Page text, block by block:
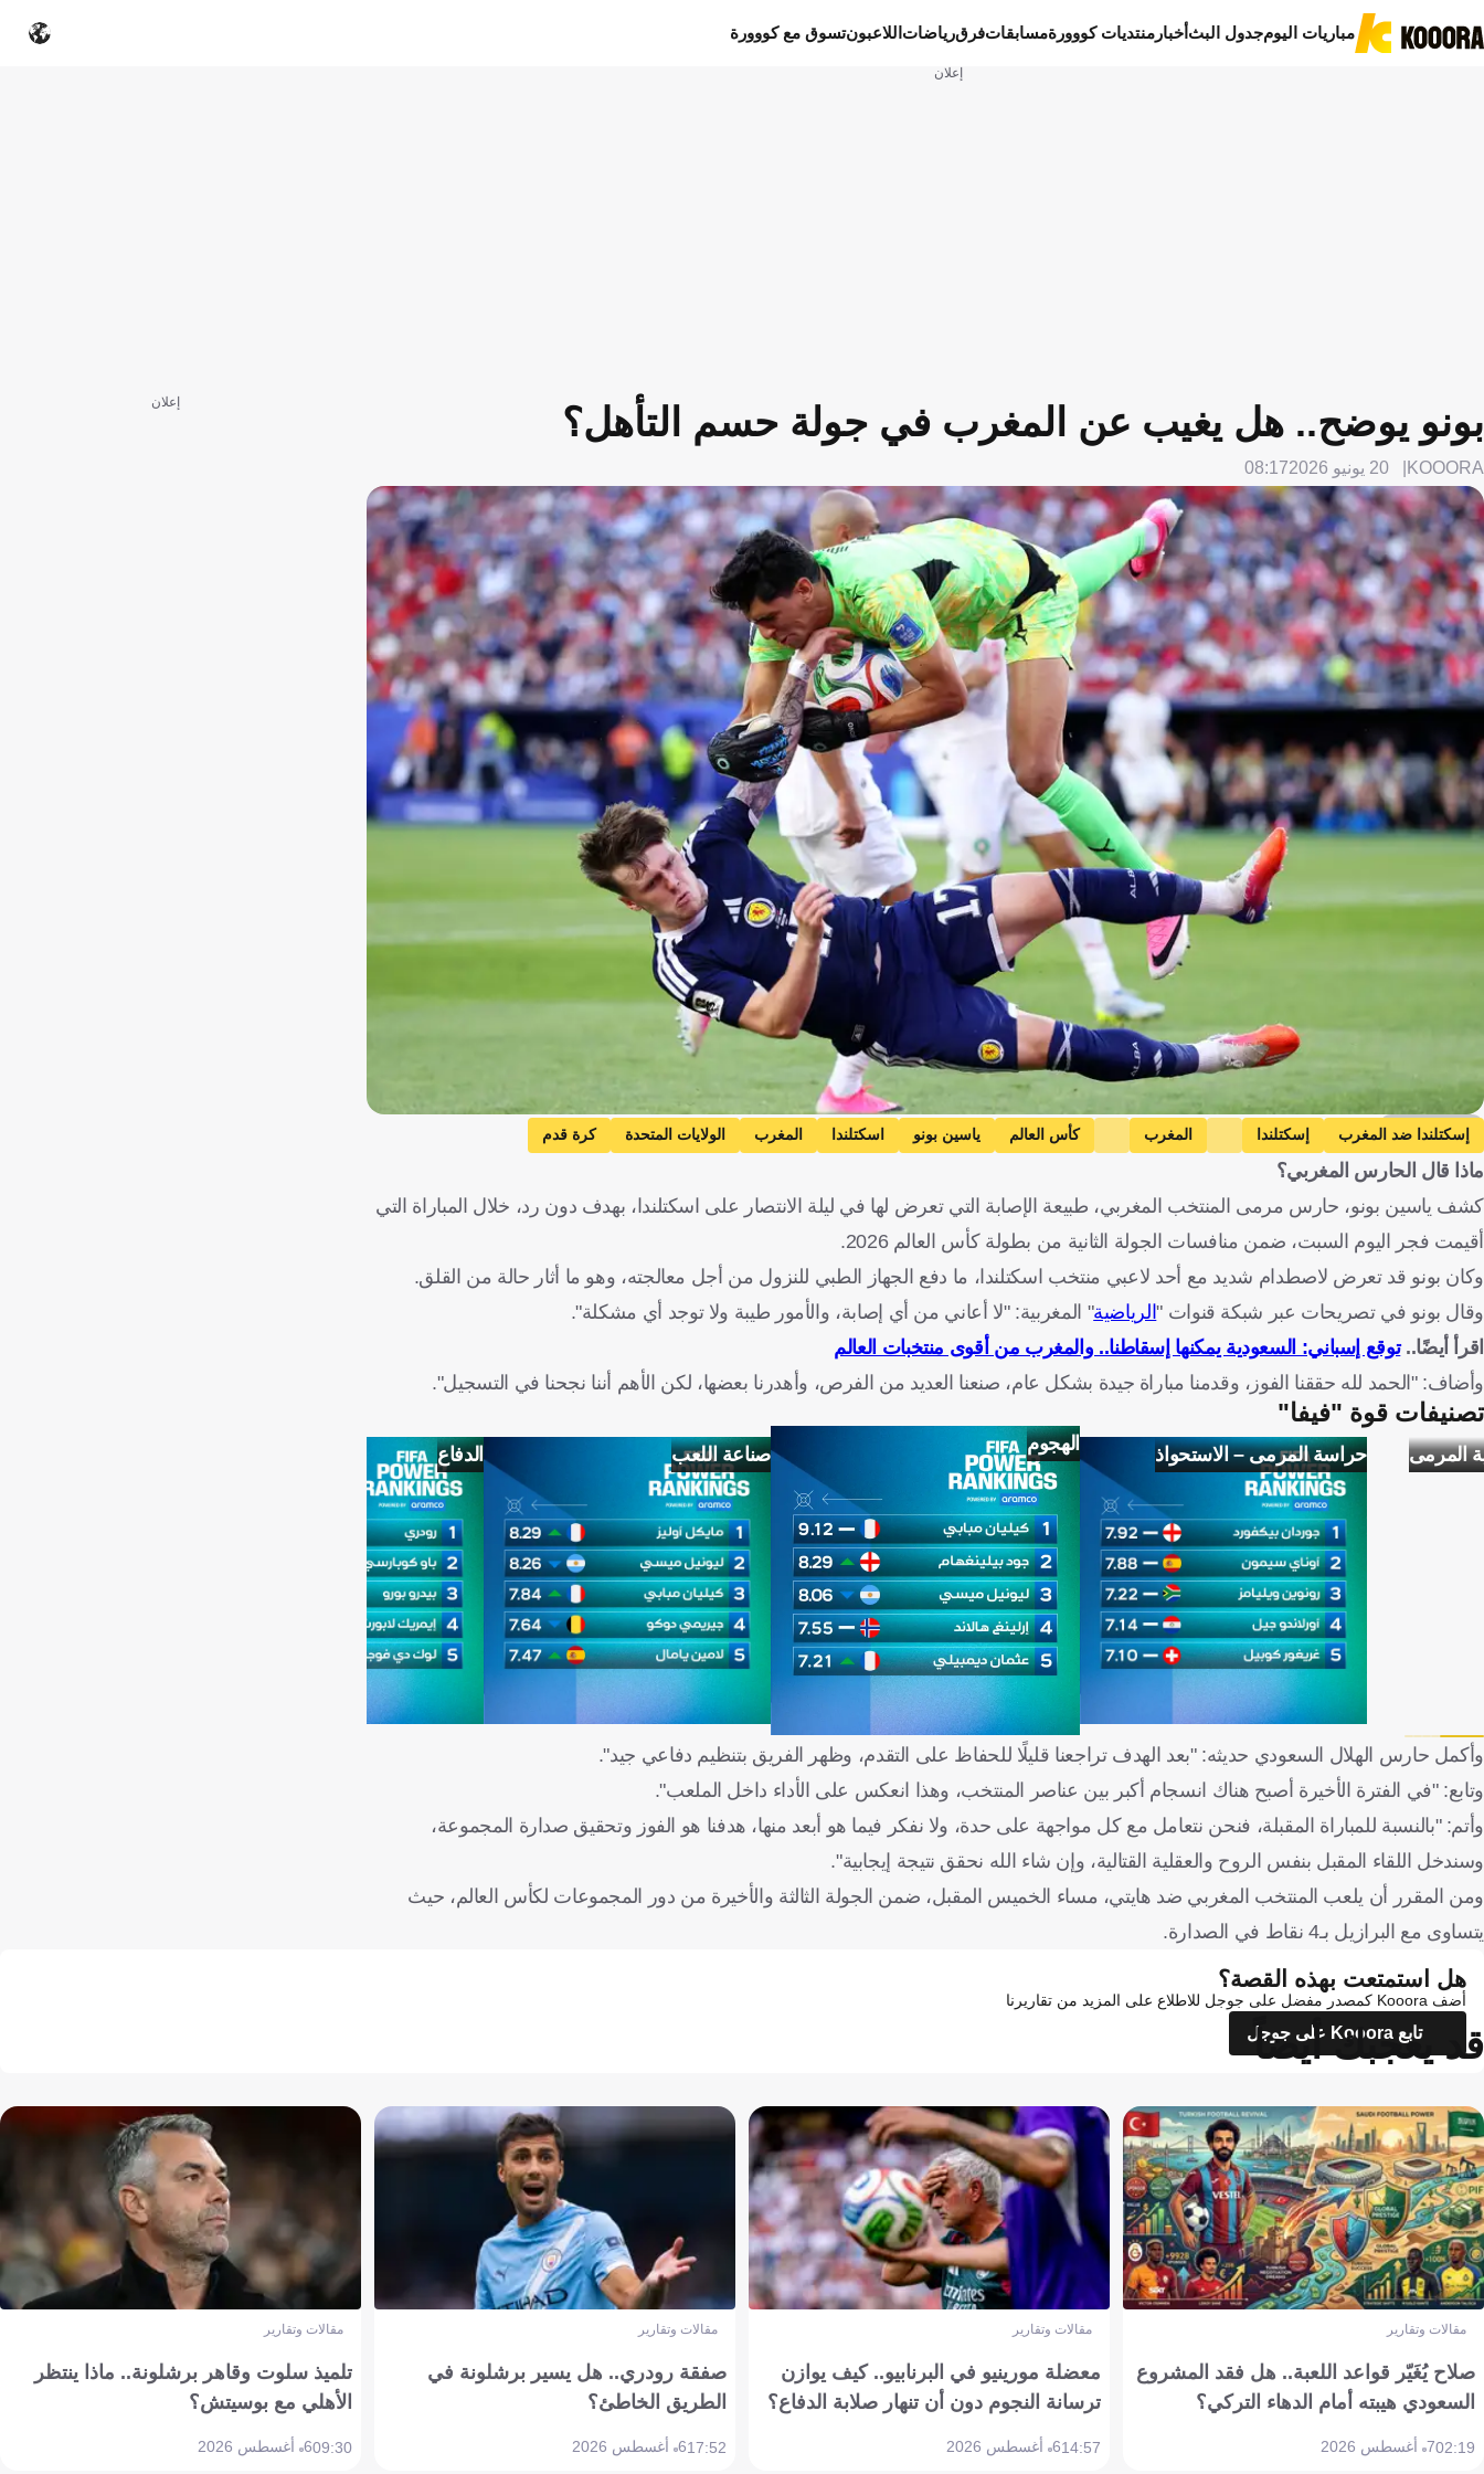
مباريات اليومجدول البثأخبار منتديات كووورةمسابقاتفرقرياضات اللاعبونتسوق مع كووورة
إعلان
بونو يوضح.. هل يغيب عن المغرب في جولة حسم التأهل؟
KOOORA 20 يونيو 2026 08:17
Getty Images
إسكتلندا ضد المغرب إسكتلندا المغرب كأس العالم ياسين بونو اسكتلندا المغرب الولايات المتحدة كرة قدم
ماذا قال الحارس المغربي؟
كشف ياسين بونو، حارس مرمى المنتخب المغربي، طبيعة الإصابة التي تعرض لها في ليلة الانتصار على اسكتلندا، بهدف دون رد، خلال المباراة التي
أقيمت فجر اليوم السبت، ضمن منافسات الجولة الثانية من بطولة كأس العالم 2026.
وكان بونو قد تعرض لاصطدام شديد مع أحد لاعبي منتخب اسكتلندا، ما دفع الجهاز الطبي للنزول من أجل معالجته، وهو ما أثار حالة من القلق.
وقال بونو في تصريحات عبر شبكة قنوات "الرياضية" المغربية: "لا أعاني من أي إصابة، والأمور طيبة ولا توجد أي مشكلة".
اقرأ أيضًا..توقع إسباني: السعودية يمكنها إسقاطنا.. والمغرب من أقوى منتخبات العالم
وأضاف: "الحمد لله حققنا الفوز، وقدمنا مباراة جيدة بشكل عام، صنعنا العديد من الفرص، وأهدرنا بعضها، لكن الأهم أننا نجحنا في التسجيل".
تصنيفات قوة "فيفا"
المرمى حراسة المرمى – الاستحواذ الهجوم صناعة اللعب الدفاع
وأكمل حارس الهلال السعودي حديثه: "بعد الهدف تراجعنا قليلًا للحفاظ على التقدم، وظهر الفريق بتنظيم دفاعي جيد".
وتابع: "في الفترة الأخيرة أصبح هناك انسجام أكبر بين عناصر المنتخب، وهذا انعكس على الأداء داخل الملعب".
وأتم: "بالنسبة للمباراة المقبلة، فنحن نتعامل مع كل مواجهة على حدة، ولا نفكر فيما هو أبعد منها، هدفنا هو الفوز وتحقيق صدارة المجموعة،
وسندخل اللقاء المقبل بنفس الروح والعقلية القتالية، وإن شاء الله نحقق نتيجة إيجابية".
ومن المقرر أن يلعب المنتخب المغربي ضد هايتي، مساء الخميس المقبل، ضمن الجولة الثالثة والأخيرة من دور المجموعات لكأس العالم، حيث
يتساوى مع البرازيل بـ4 نقاط في الصدارة.
إعلان
هل استمتعت بهذه القصة؟
أضف Kooora كمصدر مفضل على جوجل للاطلاع على المزيد من تقاريرنا
تابع Kooora على جوجل
قد يعجبك أيضاً
مقالات وتقارير
صلاح يُغَيّر قواعد اللعبة.. هل فقد المشروع
السعودي هيبته أمام الدهاء التركي؟
02:197 أغسطس 2026
مقالات وتقارير
معضلة مورينيو في البرنابيو.. كيف يوازن
ترسانة النجوم دون أن تنهار صلابة الدفاع؟
14:576 أغسطس 2026
مقالات وتقارير
صفقة رودري.. هل يسير برشلونة في
الطريق الخاطئ؟
17:526 أغسطس 2026
مقالات وتقارير
تلميذ سلوت وقاهر برشلونة.. ماذا ينتظر
الأهلي مع بوسيتش؟
09:306 أغسطس 2026